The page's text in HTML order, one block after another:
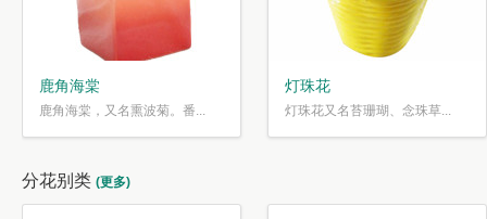
鹿角海棠
鹿角海棠，又名熏波菊。番...
灯珠花
灯珠花又名苔珊瑚、念珠草...
分花别类 (更多)